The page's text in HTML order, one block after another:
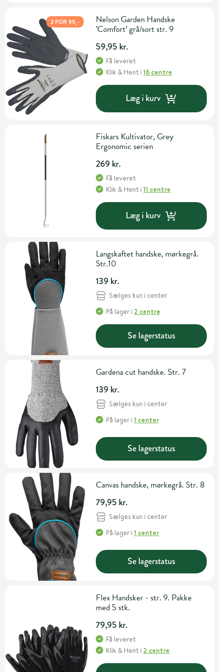
2 FOR 99,-
Nelson Garden Handske
’Comfort’ grå/sort str. 9
59,95 kr.
Få leveret
Klik & Hent i16 centre
Læg i kurv
Fiskars Kultivator, Grey
Ergonomic serien
269 kr.
Få leveret
Klik & Hent i11 centre
Læg i kurv
Langskaftet handske, mørkegrå.
Str.10
139 kr.
Sælges kun i center
På lager i2 centre
Se lagerstatus
Gardena cut handske. Str. 7
139 kr.
Sælges kun i center
På lager i1 center
Se lagerstatus
Canvas handske, mørkegrå. Str. 8
79,95 kr.
Sælges kun i center
På lager i1 center
Se lagerstatus
Flex Handsker - str. 9. Pakke
med 5 stk.
79,95 kr.
Få leveret
Klik & Hent i2 centre